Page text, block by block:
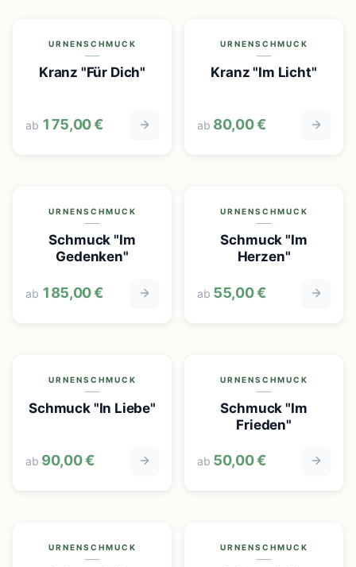
URNENSCHMUCK
Kranz "Für Dich"
ab 175,00 €
URNENSCHMUCK
Kranz "Im Licht"
ab 80,00 €
URNENSCHMUCK
Schmuck "Im
Gedenken"
ab 185,00 €
URNENSCHMUCK
Schmuck "Im
Herzen"
ab 55,00 €
URNENSCHMUCK
Schmuck "In Liebe"
ab 90,00 €
URNENSCHMUCK
Schmuck "Im
Frieden"
ab 50,00 €
URNENSCHMUCK URNENSCHMUCK